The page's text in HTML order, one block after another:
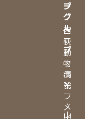
プ
・
西
荻
動
物
病
院
・
山
ー
グ
ル
ー
プ
・
ラ
イ
フ
メ